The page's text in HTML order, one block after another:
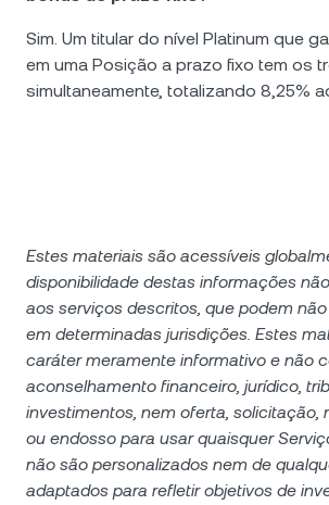
Sim. Um titular do nível Platinum que
em uma Posição a prazo fixo tem os
simultaneamente, totalizando 8,25%
Estes materiais são acessíveis
disponibilidade destas informações
aos serviços descritos, que podem
em determinadas jurisdições. Estes
caráter meramente informativo e não
aconselhamento financeiro, jurídico,
investimentos, nem oferta, solicitação,
ou endosso para usar quaisquer
não são personalizados nem de
adaptados para refletir objetivos de